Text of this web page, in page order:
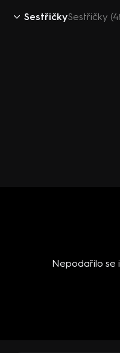
SestřičkySestřičky
Nepodařilo se